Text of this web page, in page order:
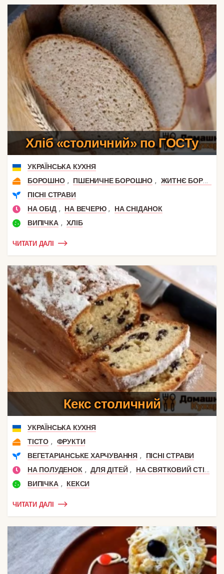
Хліб «столичний» по ГОСТу
УКРАЇНСЬКА КУХНЯ
БОРОШНО , ПШЕНИЧНЕ БОРОШНО ,
ЖИТНЄ БОРОШНО
ПІСНІ СТРАВИ
НА ОБІД , НА ВЕЧЕРЮ ,
НА СНІДАНОК
ВИПІЧКА , ХЛІБ
ЧИТАТИ ДАЛІ
Кекс столичний
УКРАЇНСЬКА КУХНЯ
ТІСТО ,
ФРУКТИ
ВЕГЕТАРІАНСЬКЕ ХАРЧУВАННЯ ,
ПІСНІ СТРАВИ
НА ПОЛУДЕНОК , ДЛЯ ДІТЕЙ ,
НА СВЯТКОВИЙ СТІЛ
ВИПІЧКА , КЕКСИ
ЧИТАТИ ДАЛІ